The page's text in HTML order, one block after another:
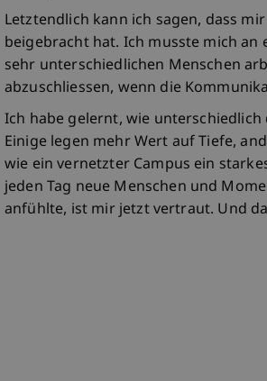
Letztendlich kann ich sagen, dass
beigebracht hat. Ich musste mich an
sehr unterschiedlichen Menschen
abzuschliessen, wenn die
Ich habe gelernt, wie unterschiedlich
Einige legen mehr Wert auf Tiefe,
wie ein vernetzter Campus ein
jeden Tag neue Menschen und
anfühlte, ist mir jetzt vertraut. Und